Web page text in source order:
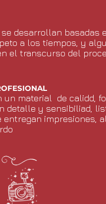
desarrollan basadas
a los tiempos, y
el transcurso del
un material de calidd,
detalle y sensibiliad,
entregan impresiones,